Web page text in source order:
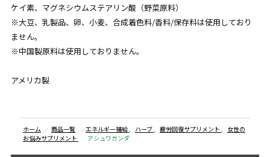
ケイ素、マグネシウムステアリン酸（野菜原料）
※大豆、乳製品、卵、小麦、合成着色料/香料/保存料は使用しており
ません。
※中国製原料は使用しておりません。
アメリカ製
ホーム 商品一覧 エネルギー補給, ハーブ, 疲労回復サプリメント , 女性の
お悩みサプリメント
アシュワガンダ